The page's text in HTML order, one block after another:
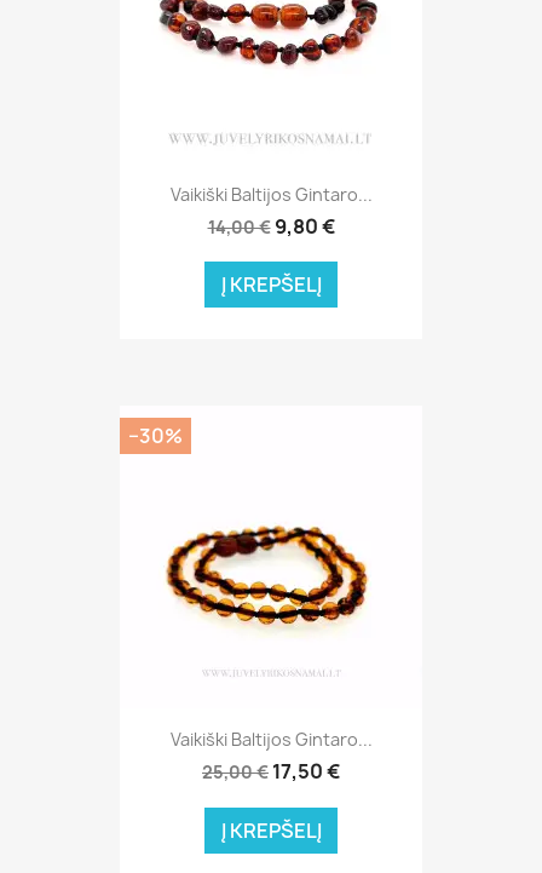
Vaikiški Baltijos Gintaro...
14,00 € 9,80 €
Į KREPŠELĮ
Vaikiški Baltijos Gintaro...
25,00 € 17,50 €
Į KREPŠELĮ
−30%